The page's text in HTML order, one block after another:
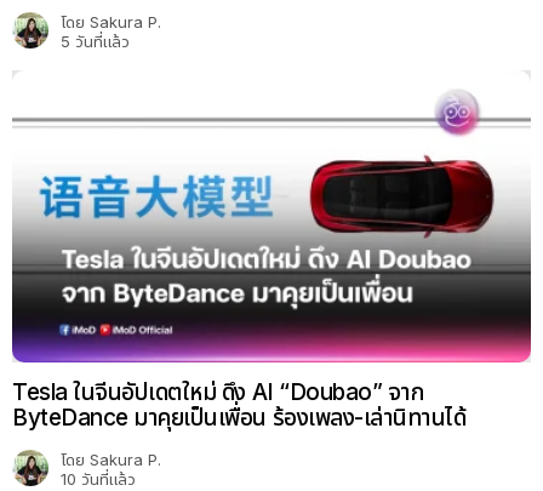
โดย Sakura P.
5 วันที่แล้ว
Tesla ในจีนอัปเดตใหม่ ดึง AI “Doubao” จาก
ByteDance มาคุยเป็นเพื่อน ร้องเพลง-เล่านิทานได้
โดย Sakura P.
10 วันที่แล้ว